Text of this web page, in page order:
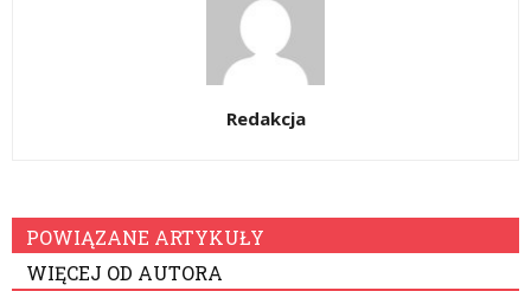
Redakcja
POWIĄZANE ARTYKUŁY
WIĘCEJ OD AUTORA